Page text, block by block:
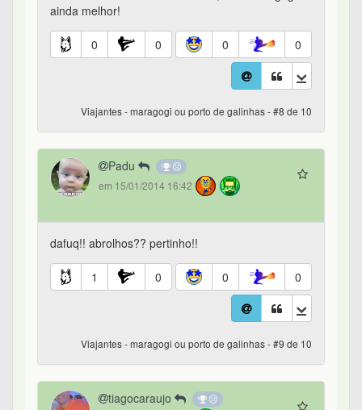
ainda melhor!
0 0 0 0
Viajantes - maragogi ou porto de galinhas - #8 de 10
Padu
em 15/01/2014 16:42
dafuq!! abrolhos?? pertinho!!
1 0 0 0
Viajantes - maragogi ou porto de galinhas - #9 de 10
tiagocaraujo